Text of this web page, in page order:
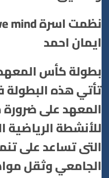
ايمان احمد
بطولة كأس المعهد
تأتي هذه البطولة
المعهد على ضرورة
للأنشطة الرياضية
التى تساعد على
الجامعي وثقل